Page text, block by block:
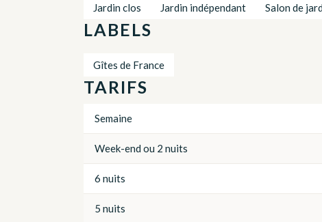
Jardin clos Jardin indépendant Salon de
LABELS
Gîtes de France
TARIFS
Semaine
Week-end ou 2 nuits
6 nuits
5 nuits